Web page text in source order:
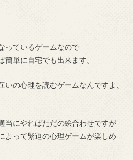
っているゲームなので
簡単に自宅でも出来ます。
いの心理を読むゲームなんですよ、
当にやればただの絵合わせですが
よって緊迫の心理ゲームが楽しめ